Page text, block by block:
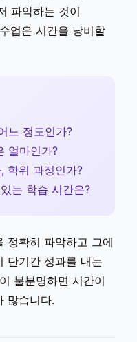
파악하는 것이
업은 시간을 낭비할
느 정도인가?
얼마인가?
학위 과정인가?
는 학습 시간은?
정확히 파악하고 그에
단기간 성과를 내는
불분명하면 시간이
많습니다.